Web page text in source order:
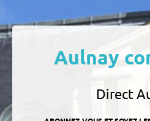
Aulnay
Direct